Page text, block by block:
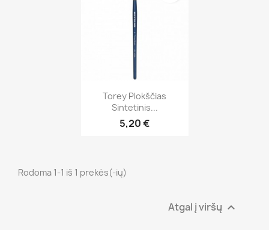
Greita peržiūra
Torey Plokščias
Sintetinis...
5,20 €
Rodoma 1-1 iš 1 prekės(-ių)
Atgal į viršų 